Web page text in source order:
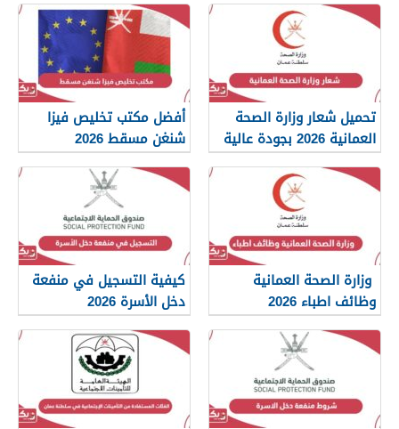
تحميل شعار وزارة الصحة
العمانية 2026 بجودة عالية
png
أفضل مكتب تخليص فيزا
شنغن مسقط 2026
وزارة الصحة العمانية
وظائف اطباء 2026
كيفية التسجيل في منفعة
دخل الأسرة 2026